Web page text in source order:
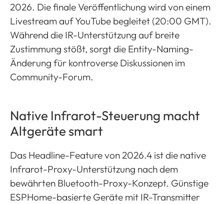
2026. Die finale Veröffentlichung wird von einem
Livestream auf YouTube begleitet (20:00 GMT).
Während die IR-Unterstützung auf breite
Zustimmung stößt, sorgt die Entity-Naming-
Änderung für kontroverse Diskussionen im
Community-Forum.
Native Infrarot-Steuerung macht
Altgeräte smart
Das Headline-Feature von 2026.4 ist die native
Infrarot-Proxy-Unterstützung nach dem
bewährten Bluetooth-Proxy-Konzept. Günstige
ESPHome-basierte Geräte mit IR-Transmitter